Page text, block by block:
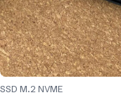
SSD M.2 NVME